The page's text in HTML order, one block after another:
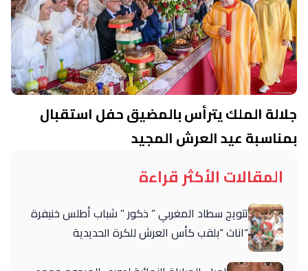
جلالة الملك يترأس بالمضيق حفل استقبال
بمناسبة عيد العرش المجيد
المقالات الأكثر قراءة
تتويج سطاد المغربي ” ذكور ” شباب أطلس خنيفرة
“اناث “بلقب كأس العرش للكرة الحديدية